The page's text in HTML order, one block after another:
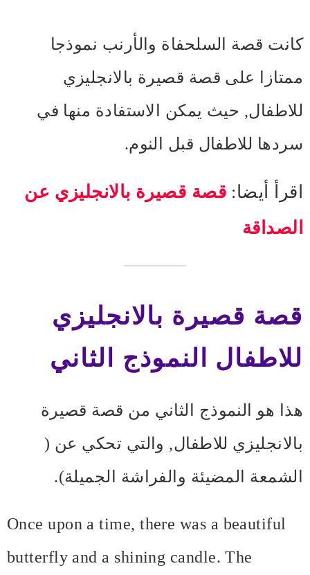
كانت قصة السلحفاة والأرنب نموذجا
ممتازا على قصة قصيرة بالانجليزي
للاطفال, حيث يمكن الاستفادة منها في
سردها للاطفال قبل النوم.
اقرأ أيضا: قصة قصيرة بالانجليزي عن
الصداقة
قصة قصيرة بالانجليزي
للاطفال النموذج الثاني
هذا هو النموذج الثاني من قصة قصيرة
بالانجليزي للاطفال, والتي تحكي عن (
الشمعة المضيئة والفراشة الجميلة).
Once upon a time, there was a beautiful
butterfly and a shining candle. The